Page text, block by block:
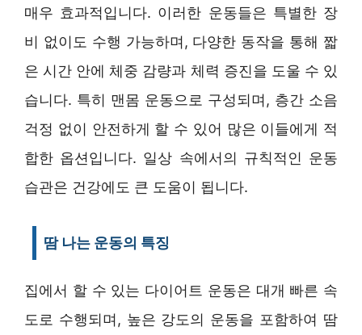
매우 효과적입니다. 이러한 운동들은 특별한 장
비 없이도 수행 가능하며, 다양한 동작을 통해 짧
은 시간 안에 체중 감량과 체력 증진을 도울 수 있
습니다. 특히 맨몸 운동으로 구성되며, 층간 소음
걱정 없이 안전하게 할 수 있어 많은 이들에게 적
합한 옵션입니다. 일상 속에서의 규칙적인 운동
습관은 건강에도 큰 도움이 됩니다.
땀 나는 운동의 특징
집에서 할 수 있는 다이어트 운동은 대개 빠른 속
도로 수행되며, 높은 강도의 운동을 포함하여 땀